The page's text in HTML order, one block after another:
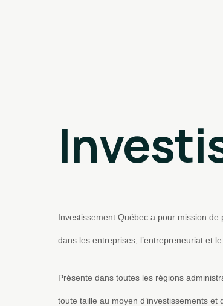
Investissement Québec a pour mission
dans les entreprises, l’entrepreneuriat et
Présente dans toutes les régions
toute taille au moyen d’investissements